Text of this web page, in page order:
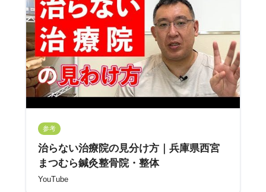
参考
治らない治療院の見分け方｜兵庫県西宮
まつむら鍼灸整骨院・整体
YouTube